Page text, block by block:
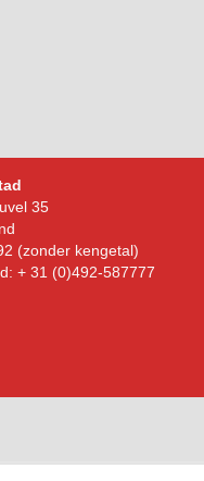
35
(zonder kengetal)
+ 31 (0)492-587777